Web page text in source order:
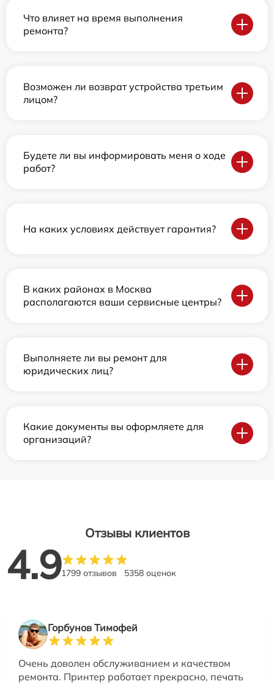
Что влияет на время выполнения
ремонта?
Возможен ли возврат устройства третьим
лицом?
Будете ли вы информировать меня о ходе
работ?
На каких условиях действует гарантия?
В каких районах в Москва
располагаются ваши сервисные центры?
Выполняете ли вы ремонт для
юридических лиц?
Какие документы вы оформляете для
организаций?
Отзывы клиентов
4.91799 отзывов 5358 оценок
Горбунов Тимофей
Очень доволен обслуживанием и качеством
ремонта. Принтер работает прекрасно, печать